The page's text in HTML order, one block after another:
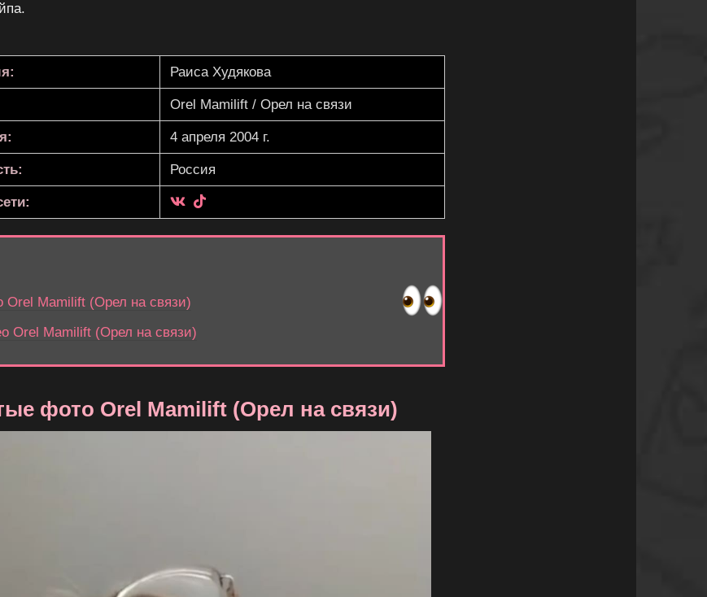
Раиса Худякова
Orel Mamilift / Орел на связи
4 апреля 2004 г.
Россия
Mamilift (Орел на связи)
Orel Mamilift (Орел на связи)
фото Orel Mamilift (Орел на связи)